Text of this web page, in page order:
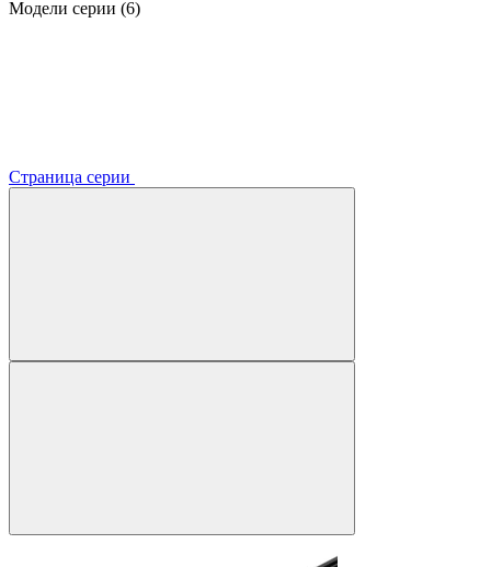
Модели серии (6)
Страница серии